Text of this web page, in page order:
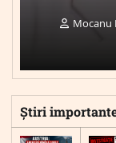
Mocanu
Știri